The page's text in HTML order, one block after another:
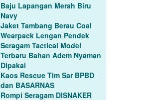
Baju Lapangan Merah Biru
Navy
Jaket Tambang Berau Coal
Wearpack Lengan Pendek
Seragam Tactical Model
Terbaru Bahan Adem Nyaman
Dipakai
Kaos Rescue Tim Sar BPBD
dan BASARNAS
Rompi Seragam DISNAKER